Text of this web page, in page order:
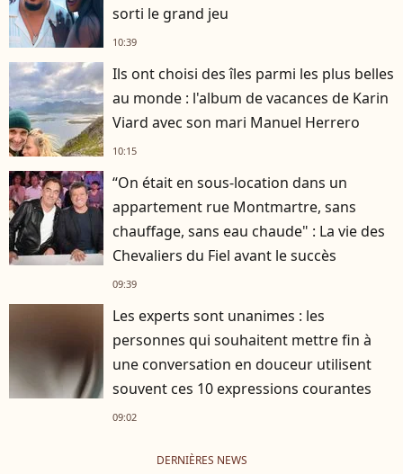
sorti le grand jeu
10:39
Ils ont choisi des îles parmi les plus belles
au monde : l'album de vacances de Karin
Viard avec son mari Manuel Herrero
10:15
“On était en sous-location dans un
appartement rue Montmartre, sans
chauffage, sans eau chaude" : La vie des
Chevaliers du Fiel avant le succès
09:39
Les experts sont unanimes : les
personnes qui souhaitent mettre fin à
une conversation en douceur utilisent
souvent ces 10 expressions courantes
09:02
DERNIÈRES NEWS